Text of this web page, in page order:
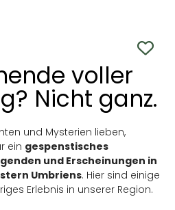
voller
Nicht ganz.
und Mysterien lieben,
ein gespenstisches
und Erscheinungen in
Umbriens. Hier sind einige
Erlebnis in unserer Region.